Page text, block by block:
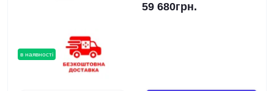
в наявності
59 680грн.